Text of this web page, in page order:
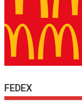
FEDEX